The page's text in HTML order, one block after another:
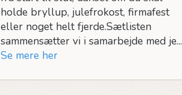
holde bryllup, julefrokost, firmafest
eller noget helt fjerde.Sætlisten
sammensætter vi i samarbejde med je...
Se mere her